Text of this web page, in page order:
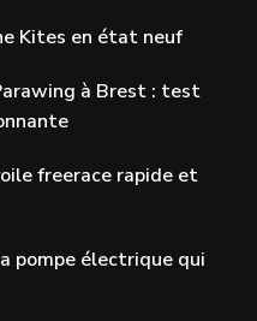
Kites en état neuf
à Brest : test
freerace rapide et
pompe électrique qui